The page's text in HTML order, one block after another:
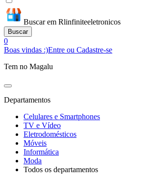
Buscar em Rlinfiniteeletronicos
Buscar
0
Boas vindas :)Entre ou Cadastre-se
Tem no Magalu
Departamentos
Celulares e Smartphones
TV e Vídeo
Eletrodomésticos
Móveis
Informática
Moda
Todos os departamentos